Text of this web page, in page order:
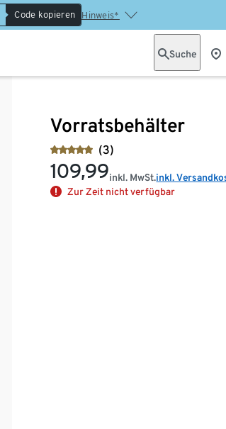
Code kopieren Hinweis*
Suche
Vorratsbehälter
(3)
109,99inkl. MwSt.inkl.
Zur Zeit nicht verfügbar